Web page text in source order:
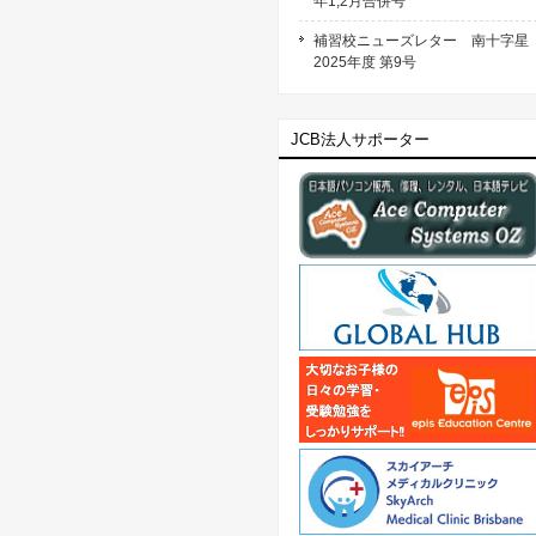
補習校ニューズレター 南十字
2025年度 第9号
JCB法人サポーター